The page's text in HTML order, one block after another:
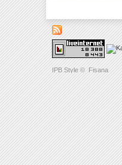
IPB Style © Fisana